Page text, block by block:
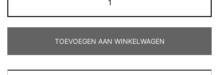
sleutelhanger
TOEVOEGEN AAN WINKELWAGEN